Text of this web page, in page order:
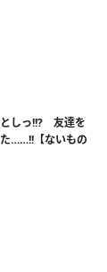
しっ!!? 友達を
……!!【ないもの